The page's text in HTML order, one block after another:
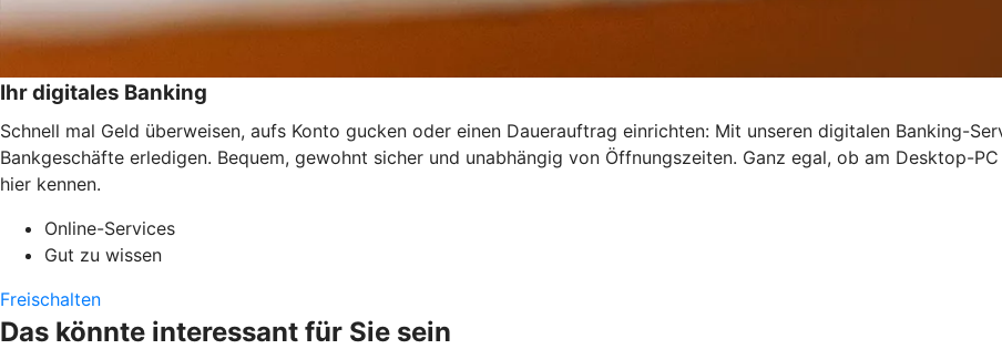
Ihr digitales Banking
Schnell mal Geld überweisen, aufs Konto gucken oder einen Dauerauftrag einrichten: Mit unseren digitalen Banking-
Bankgeschäfte erledigen. Bequem, gewohnt sicher und unabhängig von Öffnungszeiten. Ganz egal, ob am Desktop-
hier kennen.
Online-Services
Gut zu wissen
Freischalten
Das könnte interessant für Sie sein